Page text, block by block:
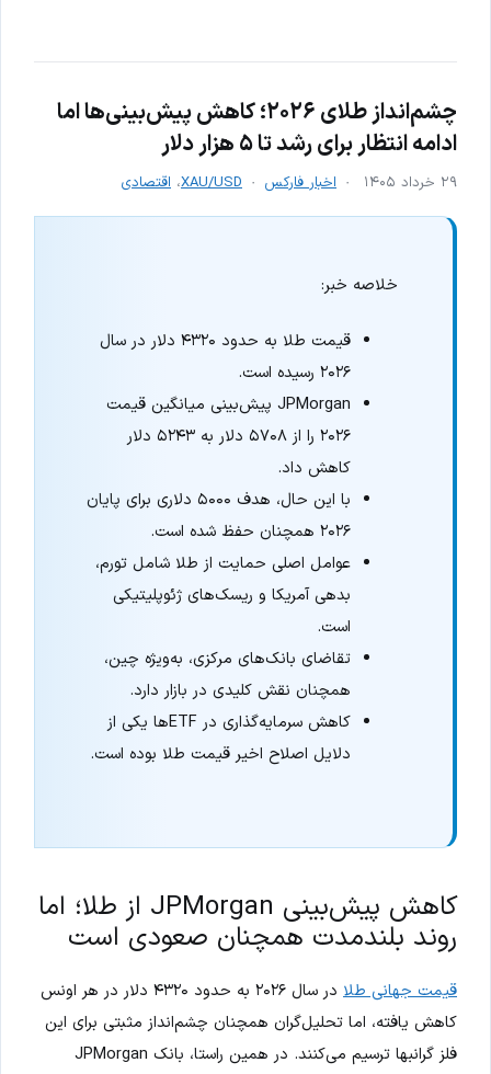
چشم‌انداز طلای ۲۰۲۶؛ کاهش پیش‌بینی‌ها اما
ادامه انتظار برای رشد تا ۵ هزار دلار
۲۹ خرداد ۱۴۰۵ اخبار فارکس XAU/USD، اقتصادی
خلاصه خبر:
قیمت طلا به حدود ۴۳۲۰ دلار در سال
۲۰۲۶ رسیده است.
JPMorgan پیش‌بینی میانگین قیمت
۲۰۲۶ را از ۵۷۰۸ دلار به ۵۲۴۳ دلار
کاهش داد.
با این حال، هدف ۵۰۰۰ دلاری برای پایان
۲۰۲۶ همچنان حفظ شده است.
عوامل اصلی حمایت از طلا شامل تورم،
بدهی آمریکا و ریسک‌های ژئوپلیتیکی
است.
تقاضای بانک‌های مرکزی، به‌ویژه چین،
همچنان نقش کلیدی در بازار دارد.
کاهش سرمایه‌گذاری در ETFها یکی از
دلایل اصلاح اخیر قیمت طلا بوده است.
کاهش پیش‌بینی JPMorgan از طلا؛ اما
روند بلندمدت همچنان صعودی است
قیمت جهانی طلا
در سال ۲۰۲۶ به حدود ۴۳۲۰ دلار در هر اونس
کاهش یافته، اما تحلیل‌گران همچنان چشم‌انداز مثبتی برای این
فلز گرانبها ترسیم می‌کنند. در همین راستا، بانک JPMorgan